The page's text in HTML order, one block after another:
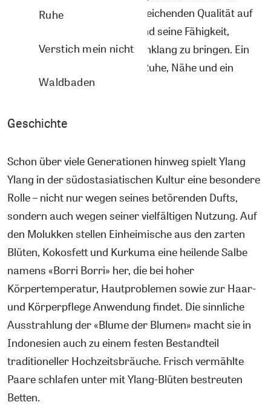
Ruhe
Verstich mein nicht
Waldbaden
wohltuende Tiefe, seine ausgleichenden Qualität auf
das emotionale Empfinden und seine Fähigkeit,
Körper und Geist wieder in Einklang zu bringen. Ein
Duft, der Raum schafft – für Ruhe, Nähe und ein
sanftes Zurück zu sich selbst.
Geschichte
Schon über viele Generationen hinweg spielt Ylang
Ylang in der südostasiatischen Kultur eine besondere
Rolle – nicht nur wegen seines betörenden Dufts,
sondern auch wegen seiner vielfältigen Nutzung. Auf
den Molukken stellen Einheimische aus den zarten
Blüten, Kokosfett und Kurkuma eine heilende Salbe
namens «Borri Borri» her, die bei hoher
Körpertemperatur, Hautproblemen sowie zur Haar-
und Körperpflege Anwendung findet. Die sinnliche
Ausstrahlung der «Blume der Blumen» macht sie in
Indonesien auch zu einem festen Bestandteil
traditioneller Hochzeitsbräuche. Frisch vermählte
Paare schlafen unter mit Ylang-Blüten bestreuten
Betten.